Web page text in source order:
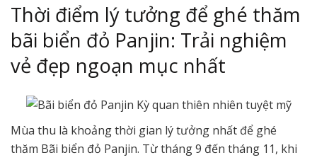
Thời điểm lý tưởng để ghé thăm
bãi biển đỏ Panjin: Trải nghiệm
vẻ đẹp ngoạn mục nhất
Mùa thu là khoảng thời gian lý tưởng nhất để ghé
thăm Bãi biển đỏ Panjin. Từ tháng 9 đến tháng 11, khi